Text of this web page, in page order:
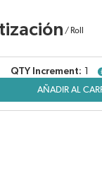
/ Roll
QTY Increment
AÑADIR AL